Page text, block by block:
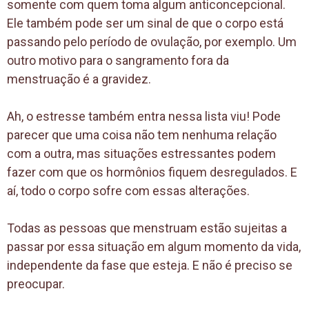
somente com quem toma algum anticoncepcional.
Ele também pode ser um sinal de que o corpo está
passando pelo período de ovulação, por exemplo. Um
outro motivo para o sangramento fora da
menstruação é a gravidez.
Ah, o estresse também entra nessa lista viu! Pode
parecer que uma coisa não tem nenhuma relação
com a outra, mas situações estressantes podem
fazer com que os hormônios fiquem desregulados. E
aí, todo o corpo sofre com essas alterações.
Todas as pessoas que menstruam estão sujeitas a
passar por essa situação em algum momento da vida,
independente da fase que esteja. E não é preciso se
preocupar.